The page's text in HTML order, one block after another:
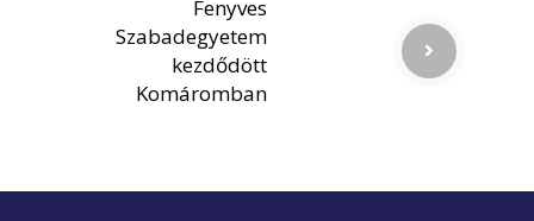
Fenyves
Szabadegyetem
kezdődött
Komáromban